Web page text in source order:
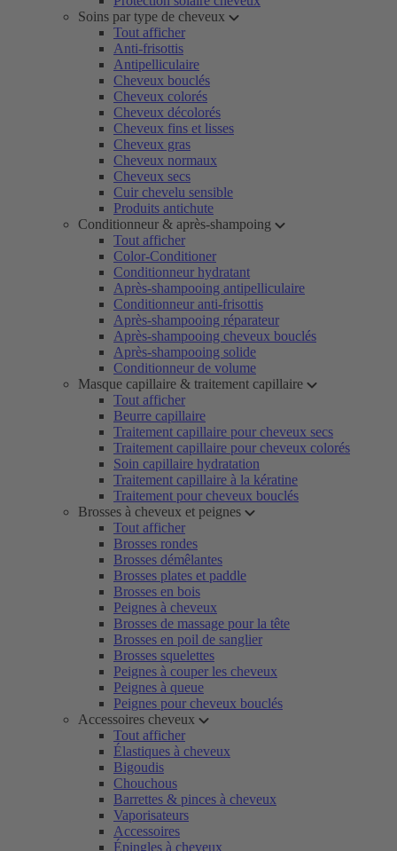
Soins par type de cheveux
Tout afficher
Anti-frisottis
Antipelliculaire
Cheveux bouclés
Cheveux colorés
Cheveux décolorés
Cheveux fins et lisses
Cheveux gras
Cheveux normaux
Cheveux secs
Cuir chevelu sensible
Produits antichute
Conditionneur & après-shampoing
Tout afficher
Color-Conditioner
Conditionneur hydratant
Après-shampooing antipelliculaire
Conditionneur anti-frisottis
Après-shampooing réparateur
Après-shampooing cheveux bouclés
Après-shampooing solide
Conditionneur de volume
Masque capillaire & traitement capillaire
Tout afficher
Beurre capillaire
Traitement capillaire pour cheveux secs
Traitement capillaire pour cheveux colorés
Soin capillaire hydratation
Traitement capillaire à la kératine
Traitement pour cheveux bouclés
Brosses à cheveux et peignes
Tout afficher
Brosses rondes
Brosses démêlantes
Brosses plates et paddle
Brosses en bois
Peignes à cheveux
Brosses de massage pour la tête
Brosses en poil de sanglier
Brosses squelettes
Peignes à couper les cheveux
Peignes à queue
Peignes pour cheveux bouclés
Accessoires cheveux
Tout afficher
Élastiques à cheveux
Bigoudis
Chouchous
Barrettes & pinces à cheveux
Vaporisateurs
Accessoires
Épingles à cheveux